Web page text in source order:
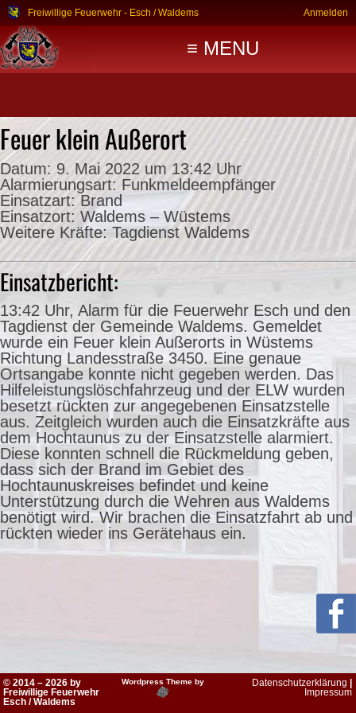
Freiwillige Feuerwehr - Esch / Waldems Anmelden
≡ MENU
Feuer klein Außerort
Datum: 9. Mai 2022 um 13:42 Uhr
Alarmierungsart: Funkmeldeempfänger
Einsatzart: Brand
Einsatzort: Waldems – Wüstems
Weitere Kräfte: Tagdienst Waldems
Einsatzbericht:
13:42 Uhr, Alarm für die Feuerwehr Esch und den
Tagdienst der Gemeinde Waldems. Gemeldet
wurde ein Feuer klein Außerorts in Wüstems
Richtung Landesstraße 3450. Eine genaue
Ortsangabe konnte nicht gegeben werden. Das
Hilfeleistungslöschfahrzeug und der ELW wurden
besetzt rückten zur angegebenen Einsatzstelle
aus. Zeitgleich wurden auch die Einsatzkräfte aus
dem Hochtaunus zu der Einsatzstelle alarmiert.
Diese konnten schnell die Rückmeldung geben,
dass sich der Brand im Gebiet des
Hochtaunuskreises befindet und keine
Unterstützung durch die Wehren aus Waldems
benötigt wird. Wir brachen die Einsatzfahrt ab und
rückten wieder ins Gerätehaus ein.
© 2014 – 2026 by
Freiwillige Feuerwehr
Esch / Waldems
Wordpress Theme by Datenschutzerklärung
Impressum